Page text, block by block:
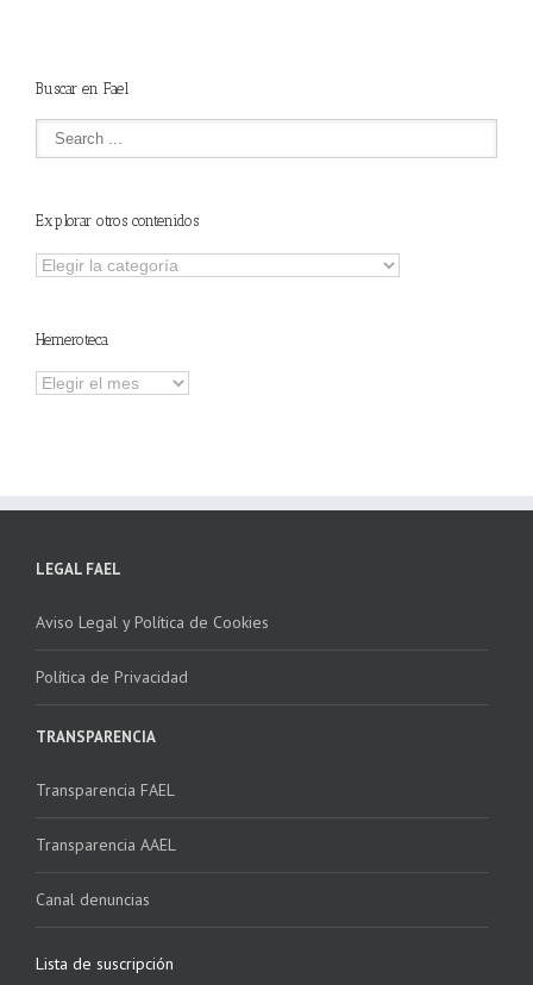
Buscar en Fael
Explorar otros contenidos
Explorar
Hemeroteca
Hemeroteca
LEGAL FAEL
Aviso Legal y Política de Cookies
Política de Privacidad
TRANSPARENCIA
Transparencia FAEL
Transparencia AAEL
Canal denuncias
Lista de suscripción